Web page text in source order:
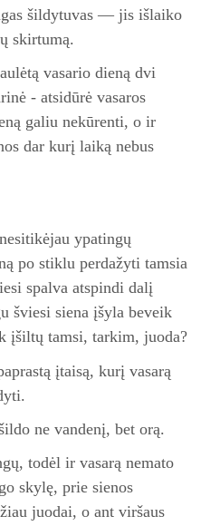
šildytuvas — jis išlaiko
skirtumą.
vasario dieną dvi
- atsidūrė vasaros
galiu nekūrenti, o ir
dar kurį laiką nebus
ypatingų
po stiklu perdažyti tamsia
spalva atspindi dalį
šviesi siena įšyla beveik
įšiltų tamsi, tarkim, juoda?
įtaisą, kurį vasarą
ne vandenį, bet orą.
todėl ir vasarą nemato
skylę, prie sienos
juodai, o ant viršaus